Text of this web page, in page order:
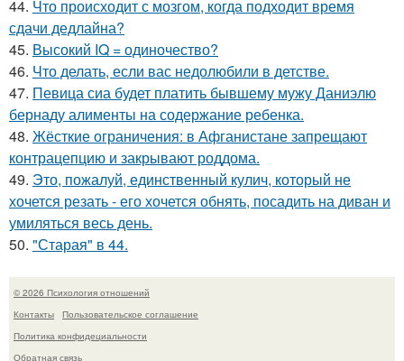
44. Что происходит с мозгом, когда подходит время
сдачи дедлайна?
45. Высокий IQ = одиночество?
46. Что делать, если вас недолюбили в детстве.
47. Певица сиа будет платить бывшему мужу Даниэлю
бернаду алименты на содержание ребенка.
48. Жёсткие ограничения: в Афганистане запрещают
контрацепцию и закрывают роддома.
49. Это, пожалуй, единственный кулич, который не
хочется резать - его хочется обнять, посадить на диван и
умиляться весь день.
50. "Старая" в 44.
© 2026 Психология отношений
Контакты
Пользовательское соглашение
Политика конфидециальности
Обратная связь